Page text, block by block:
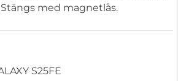
med magnetlås.
S25FE